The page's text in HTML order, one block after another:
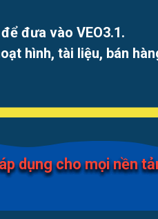
đưa vào VEO3.1.
hình, tài liệu, bán
dụng cho mọi nền